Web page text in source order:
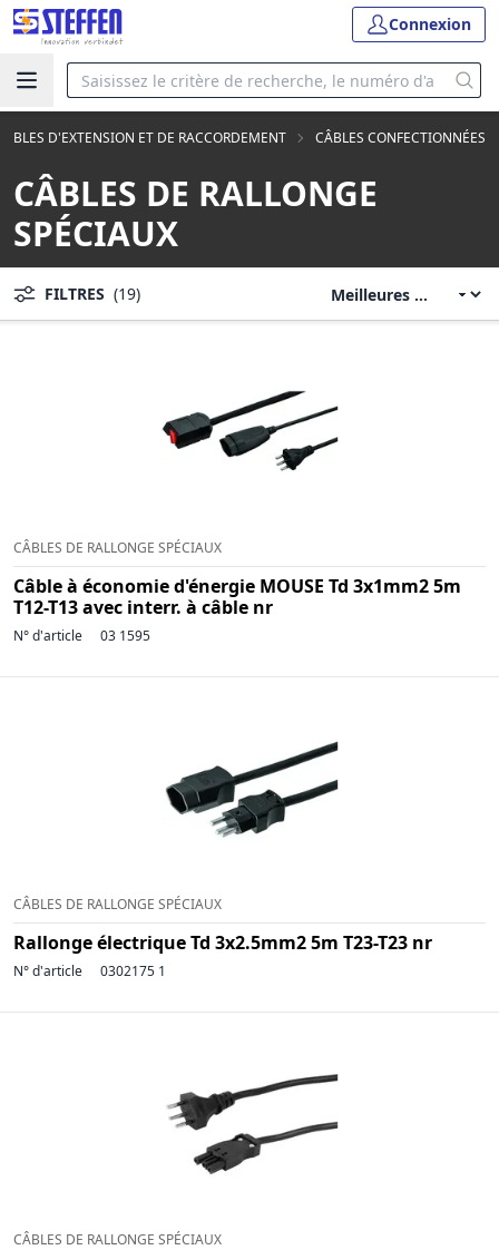
Connexion
D'EXTENSION ET DE RACCORDEMENT CÂBLES CONFECTIONNÉES
CÂBLES DE RALLONGE
SPÉCIAUX
FILTRES (19)
CÂBLES DE RALLONGE SPÉCIAUX
Câble à économie d'énergie MOUSE Td 3x1mm2 5m
T12-T13 avec interr. à câble nr
N° d'article 03 1595
CÂBLES DE RALLONGE SPÉCIAUX
Rallonge électrique Td 3x2.5mm2 5m T23-T23 nr
N° d'article 0302175 1
CÂBLES DE RALLONGE SPÉCIAUX